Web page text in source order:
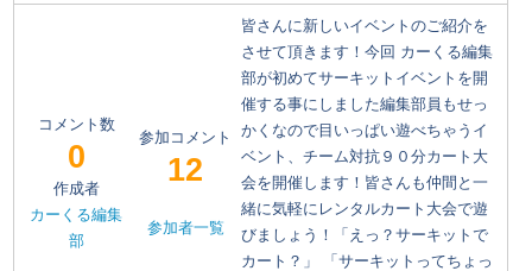
コメント数
0
作成者
カーくる編集
部
参加コメント
12
参加者一覧
皆さんに新しいイベントのご紹介を
させて頂きます！今回 カーくる編集
部が初めてサーキットイベントを開
催する事にしました編集部員もせっ
かくなので目いっぱい遊べちゃうイ
ベント、チーム対抗９０分カート大
会を開催します！皆さんも仲間と一
緒に気軽にレンタルカート大会で遊
びましょう！「えっ？サーキットで
カート？」 「サーキットってちょっ